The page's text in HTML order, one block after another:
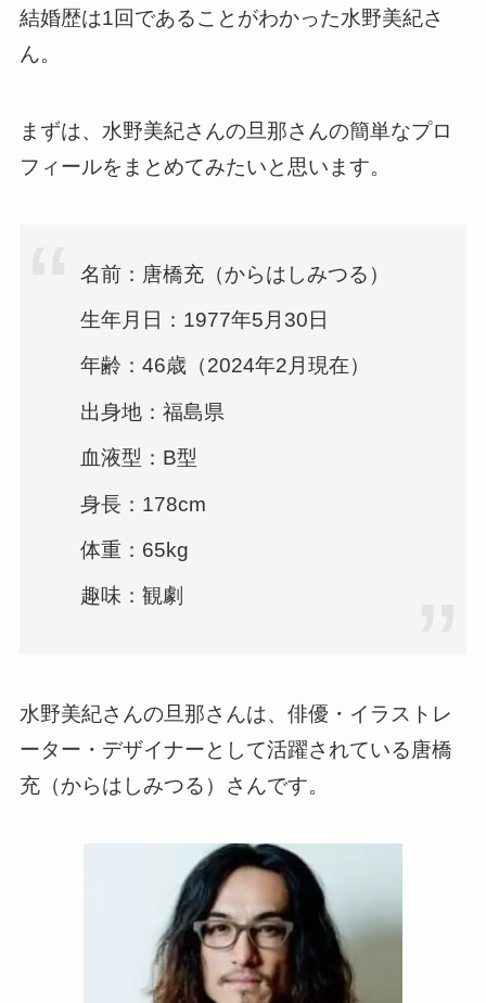
結婚歴は1回であることがわかった水野美紀さ
ん。
まずは、水野美紀さんの旦那さんの簡単なプロ
フィールをまとめてみたいと思います。
名前：唐橋充（からはしみつる）
生年月日：1977年5月30日
年齢：46歳（2024年2月現在）
出身地：福島県
血液型：B型
身長：178cm
体重：65kg
趣味：観劇
水野美紀さんの旦那さんは、俳優・イラストレ
ーター・デザイナーとして活躍されている唐橋
充（からはしみつる）さんです。